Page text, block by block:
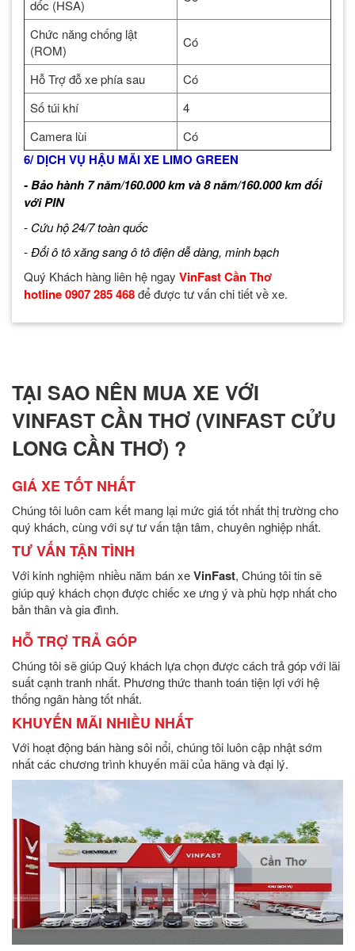
dốc (HSA)
Chức năng chống lật
(ROM)
Có
Hỗ Trợ đỗ xe phía sau
Có
Số túi khí
4
Camera lùi
Có
6/ DỊCH VỤ HẬU MÃI XE LIMO GREEN
- Bảo hành 7 năm/160.000 km và 8 năm/160.000 km đối
với PIN
- Cứu hộ 24/7 toàn quốc
- Đổi ô tô xăng sang ô tô điện dễ dàng, minh bạch
Quý Khách hàng liên hệ ngay VinFast Cần Thơ
hotline 0907 285 468để được tư vấn chi tiết về xe.
TẠI SAO NÊN MUA XE VỚI
VINFAST CẦN THƠ (VINFAST CỬU
LONG CẦN THƠ) ?
GIÁ XE TỐT NHẤT
Chúng tôi luôn cam kết mang lại mức giá tốt nhất thị trường cho
quý khách, cùng với sự tư vấn tận tâm, chuyên nghiệp nhất.
TƯ VẤN TẬN TÌNH
Với kinh nghiệm nhiều năm bán xeVinFast, Chúng tôi tin sẽ
giúp quý khách chọn được chiếc xe ưng ý và phù hợp nhất cho
bản thân và gia đình.
HỖ TRỢ TRẢ GÓP
Chúng tôi sẽ giúp Quý khách lựa chọn được cách trả góp với lãi
suất cạnh tranh nhất. Phương thức thanh toán tiện lợi với hệ
thống ngân hàng tốt nhất.
KHUYẾN MÃI NHIỀU NHẤT
Với hoạt động bán hàng sôi nổi, chúng tôi luôn cập nhật sớm
nhất các chương trình khuyến mãi của hãng và đại lý.